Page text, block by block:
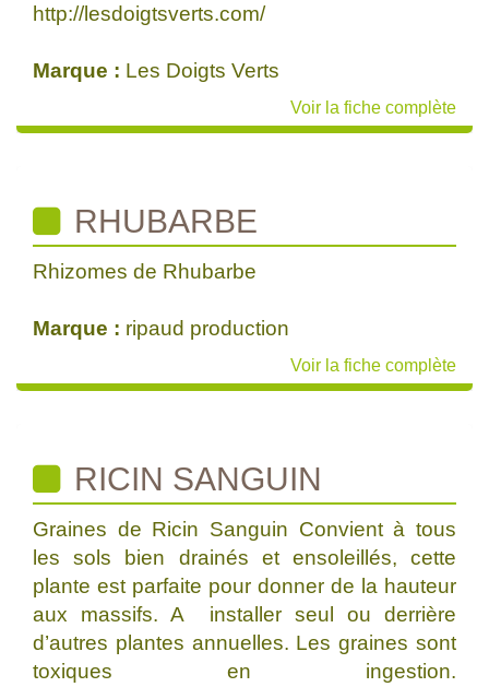
http://lesdoigtsverts.com/
Marque : Les Doigts Verts
Voir la fiche complète
RHUBARBE
Rhizomes de Rhubarbe
Marque : ripaud production
Voir la fiche complète
RICIN SANGUIN
Graines de Ricin Sanguin Convient à tous
les sols bien drainés et ensoleillés, cette
plante est parfaite pour donner de la hauteur
aux massifs. A installer seul ou derrière
d’autres plantes annuelles. Les graines sont
toxiques en ingestion.